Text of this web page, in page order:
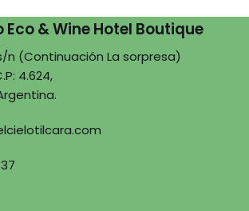
Eco & Wine Hotel Boutique
n (Continuación La sorpresa)
4.624,